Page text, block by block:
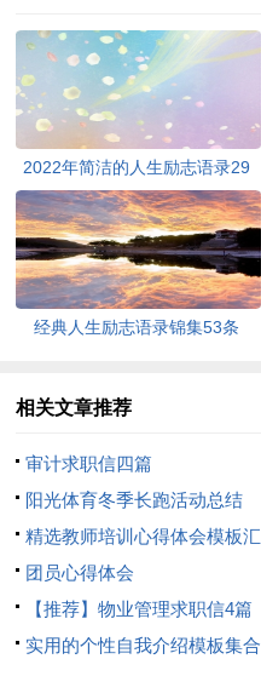
2022年简洁的人生励志语录29
条
经典人生励志语录锦集53条
相关文章推荐
审计求职信四篇
阳光体育冬季长跑活动总结
精选教师培训心得体会模板汇
总8篇
团员心得体会
【推荐】物业管理求职信4篇
实用的个性自我介绍模板集合